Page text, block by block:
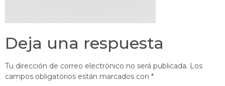
Deja una respuesta
Tu dirección de correo electrónico no será publicada. Los
campos obligatorios están marcados con *